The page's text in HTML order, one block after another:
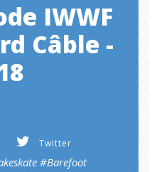
IWWF
Câble -
Twitter
#Barefoot